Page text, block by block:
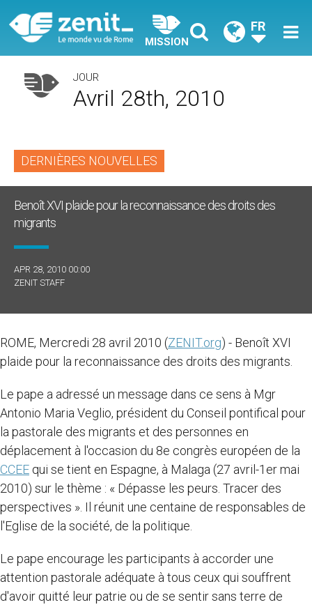
MISSION
FR
JOUR
Avril 28th, 2010
DERNIÈRES NOUVELLES
Benoît XVI plaide pour la reconnaissance des droits des
migrants
APR 28, 2010 00:00
ZENIT STAFF
ROME, Mercredi 28 avril 2010 (ZENIT.org) - Benoît XVI
plaide pour la reconnaissance des droits des migrants.
Le pape a adressé un message dans ce sens à Mgr
Antonio Maria Veglio, président du Conseil pontifical pour
la pastorale des migrants et des personnes en
déplacement à l'occasion du 8e congrès européen de la
CCEE qui se tient en Espagne, à Malaga (27 avril-1er mai
2010) sur le thème : « Dépasse les peurs. Tracer des
perspectives ». Il réunit une centaine de responsables de
l'Eglise de la société, de la politique.
Le pape encourage les participants à accorder une
attention pastorale adéquate à tous ceux qui souffrent
d'avoir quitté leur patrie ou de se sentir sans terre de